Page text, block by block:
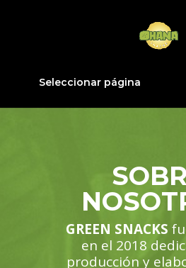
Seleccionar página
GREEN SNACKS
en el 2018
producción y